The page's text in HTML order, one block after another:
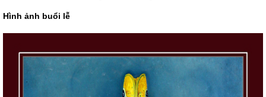
Hình ảnh buổi lễ